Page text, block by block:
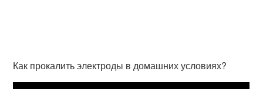
Как прокалить электроды в домашних условиях?